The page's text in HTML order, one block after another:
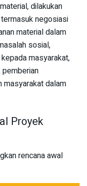
dilakukan
negosiasi
material dalam
sosial,
masyarakat,
masyarakat dalam
Proyek
rencana awal